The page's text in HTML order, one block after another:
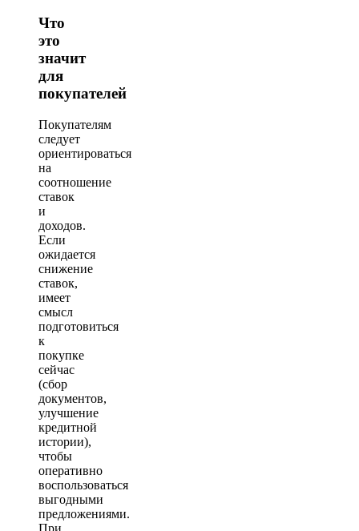
Что
это
значит
для
покупателей
Покупателям
следует
ориентироваться
на
соотношение
ставок
и
доходов.
Если
ожидается
снижение
ставок,
имеет
смысл
подготовиться
к
покупке
сейчас
(сбор
документов,
улучшение
кредитной
истории),
чтобы
оперативно
воспользоваться
выгодными
предложениями.
При